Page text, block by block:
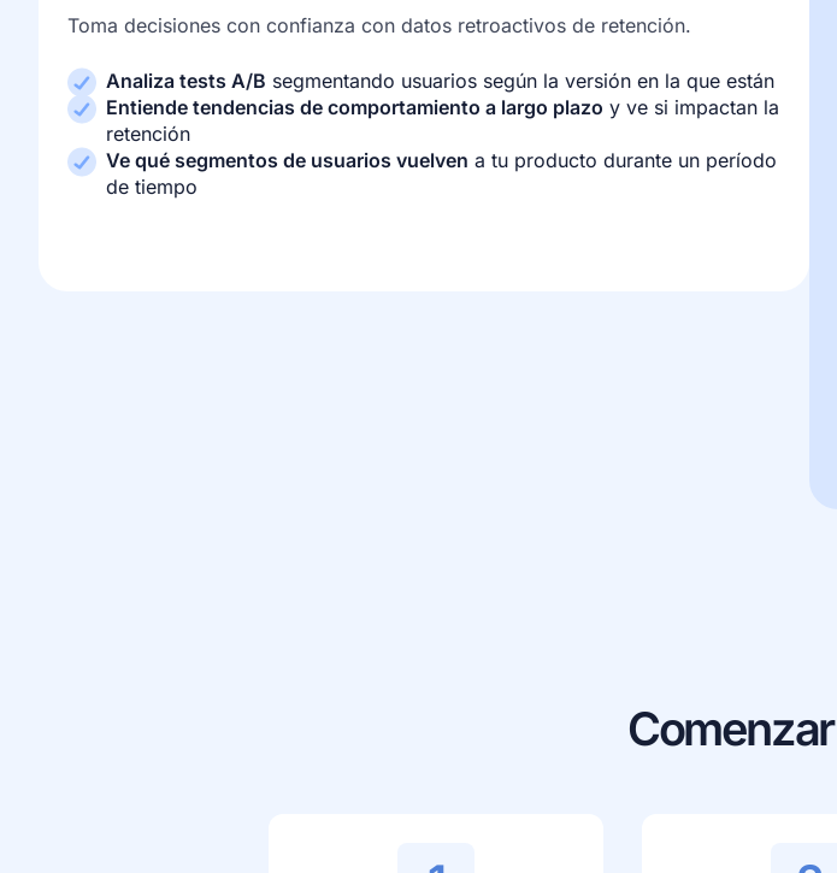
Toma decisiones con confianza con datos retroactivos de retención.
Analiza tests A/B segmentando usuarios según la versión en la que están
Entiende tendencias de comportamiento a largo plazo y ve si impactan la
retención
Ve qué segmentos de usuarios vuelven a tu producto durante un período
de tiempo
Comenzar